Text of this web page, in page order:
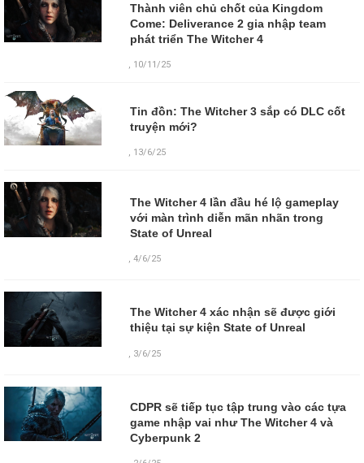
Thành viên chủ chốt của Kingdom
Come: Deliverance 2 gia nhập team
phát triển The Witcher 4
, 10/11/25
Tin đồn: The Witcher 3 sắp có DLC cốt
truyện mới?
, 13/6/25
The Witcher 4 lần đầu hé lộ gameplay
với màn trình diễn mãn nhãn trong
State of Unreal
,4/6/25
The Witcher 4 xác nhận sẽ được giới
thiệu tại sự kiện State of Unreal
3/6/25
CDPR sẽ tiếp tục tập trung vào các tựa
game nhập vai như The Witcher 4 và
Cyberpunk 2